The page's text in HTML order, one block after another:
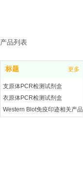
标题 更多
支原体PCR检测试剂盒
衣原体PCR检测试剂盒
Western Blot免疫印迹相关产品
产品列表